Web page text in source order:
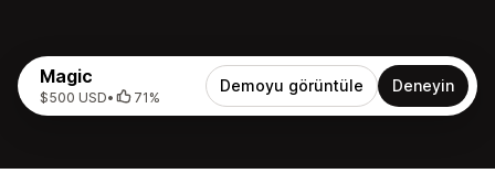
Magic
$500 USD• 71%
Demoyu görüntüle Deneyin